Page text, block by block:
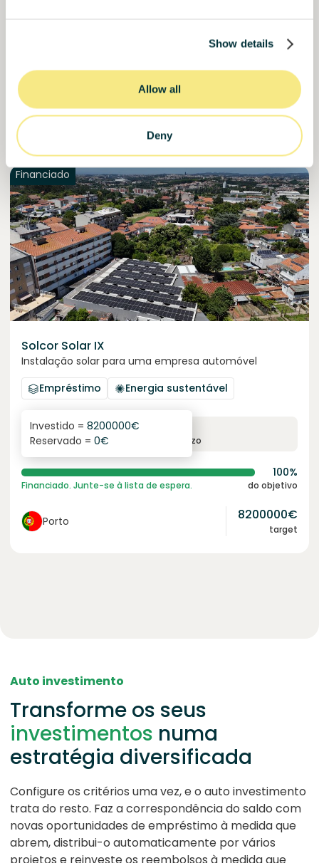
Show details
Allow all
Deny
50,5%
Já mais de metade financiado. Não perca. do objetivo
Manizales 30000000€
target
Financiado
Solcor Solar IX
Instalação solar para uma empresa automóvel
Empréstimo
Energia sustentável
6.1%
juro anual prazo
Investido = 8200000€
Reservado = 0€
100%
Financiado. Junte-se à lista de espera. do objetivo
Porto 8200000€
target
Auto investimento
Transforme os seus
investimentos numa
estratégia diversificada
Configure os critérios uma vez, e o auto investimento
trata do resto. Faz a correspondência do saldo com
novas oportunidades de empréstimo à medida que
abrem, distribui-o automaticamente por vários